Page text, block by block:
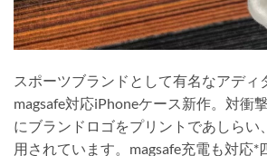
スポーツブランドとして有名なアディ
magsafe対応iPhoneケース新作。対衝
にブランドロゴをプリントであしらい
用されています。magsafe充電も対応*